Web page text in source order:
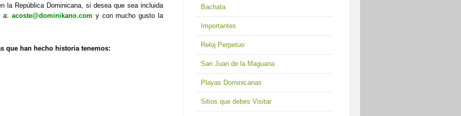
la República Dominicana, si desea que sea incluida
a: acoste@dominikano.com y con mucho gusto la
que han hecho historia tenemos:
Bachata
Importantes
Reloj Perpetuo
San Juan de la Maguana
Playas Dominicanas
Sitios que debes Visitar